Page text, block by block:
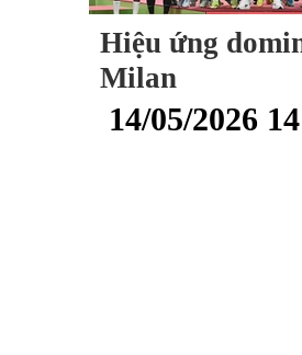
Hiệu ứng
Milan
14/05/2026